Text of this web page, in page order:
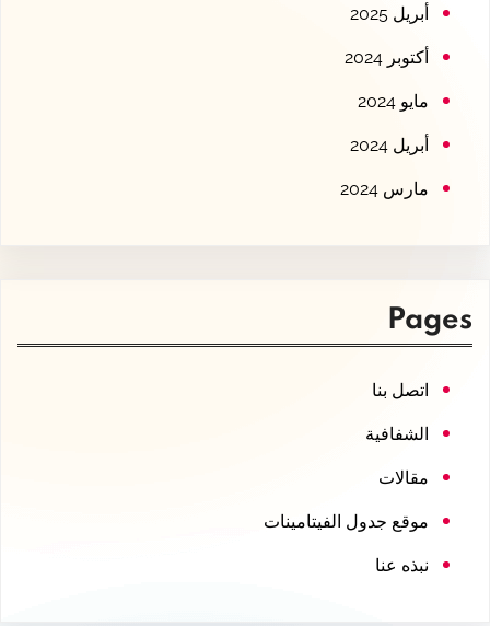
أبريل 2025
أكتوبر 2024
مايو 2024
أبريل 2024
مارس 2024
Pages
اتصل بنا
الشفافية
مقالات
موقع جدول الفيتامينات
نبذه عنا